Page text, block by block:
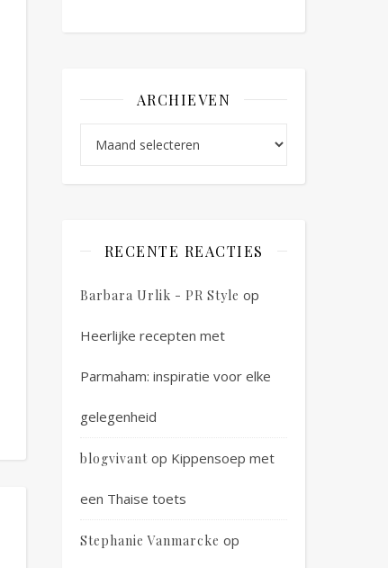
ARCHIEVEN
RECENTE REACTIES
Barbara Urlik - PR Style op
Heerlijke recepten met
Parmaham: inspiratie voor elke
gelegenheid
blogvivant op Kippensoep met
een Thaise toets
Stephanie Vanmarcke op